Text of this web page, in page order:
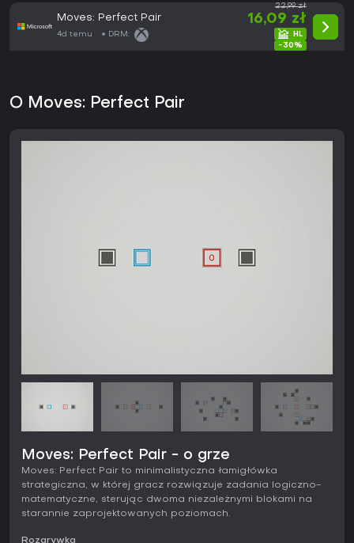
Moves: Perfect Pair
4d temu DRM:
22,99 zł
16,09 zł
-30%
O Moves: Perfect Pair
Moves: Perfect Pair - o grze
Moves: Perfect Pair to minimalistyczna łamigłówka
strategiczna, w której gracz rozwiązuje zadania logiczno-
matematyczne, sterując dwoma niezależnymi blokami na
starannie zaprojektowanych poziomach.
Rozgrywka